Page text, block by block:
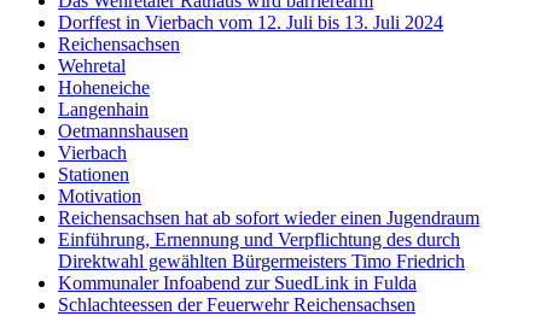
Dorffest in Vierbach vom 12. Juli bis 13. Juli 2024
Reichensachsen
Wehretal
Hoheneiche
Langenhain
Oetmannshausen
Vierbach
Stationen
Motivation
Reichensachsen hat ab sofort wieder einen Jugendraum
Einführung, Ernennung und Verpflichtung des durch
Direktwahl gewählten Bürgermeisters Timo Friedrich
Kommunaler Infoabend zur SuedLink in Fulda
Schlachteessen der Feuerwehr Reichensachsen